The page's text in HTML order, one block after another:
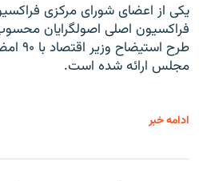
یکی از اعضای شورای مرکزی
فراکسیون اصلی اصولگرایان
طرح
مجلس ارائه شده است.
ادامه خبر